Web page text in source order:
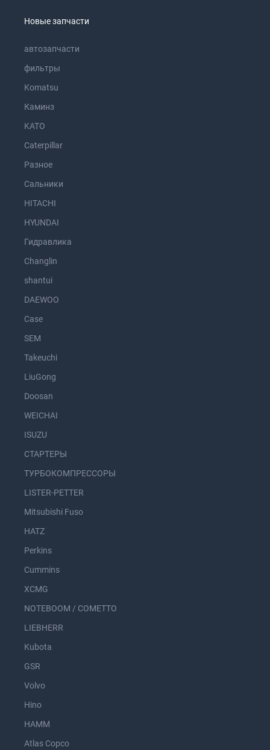
Новые запчасти
автозапчасти
фильтры
Komatsu
Каминз
KATO
Caterpillar
Разное
Сальники
HITACHI
HYUNDAI
Гидравлика
Changlin
shantui
DAEWOO
Case
SEM
Takeuchi
LiuGong
Doosan
WEICHAI
ISUZU
СТАРТЕРЫ
ТУРБОКОМПРЕССОРЫ
LISTER-PETTER
Mitsubishi Fuso
HATZ
Perkins
Cummins
XCMG
NOTEBOOM / COMETTO
LIEBHERR
Kubota
GSR
Volvo
Hino
HAMM
Atlas Copco